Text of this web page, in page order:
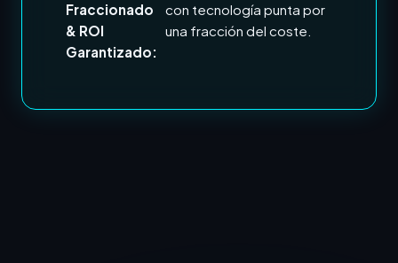
Fraccionado
& ROI
Garantizado:
con tecnología punta por
una fracción del coste.